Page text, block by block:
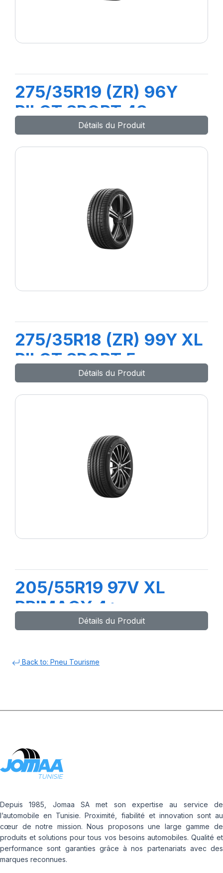
275/35R19 (ZR) 96Y
PILOT SPORT 4S
Détails du Produit
275/35R18 (ZR) 99Y XL
PILOT SPORT 5
Détails du Produit
205/55R19 97V XL
PRIMACY 4+
Détails du Produit
Back to: Pneu Tourisme
Depuis 1985, Jomaa SA met son expertise au service de
l’automobile en Tunisie. Proximité, fiabilité et innovation sont au
cœur de notre mission. Nous proposons une large gamme de
produits et solutions pour tous vos besoins automobiles. Qualité et
performance sont garanties grâce à nos partenariats avec des
marques reconnues.